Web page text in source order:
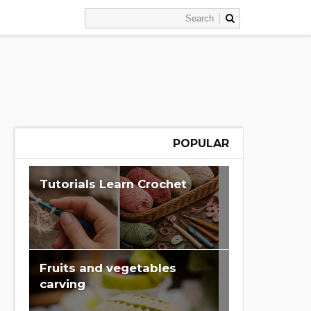
POPULAR
Learn Crochet‏ Tutorials
Fruits and vegetables
carving